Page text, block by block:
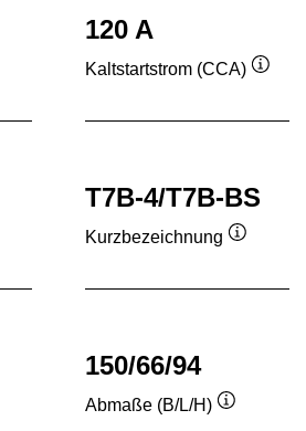
120 A
Kaltstartstrom (CCA)
T7B-4/T7B-BS
Kurzbezeichnung
150/66/94
Abmaße (B/L/H)